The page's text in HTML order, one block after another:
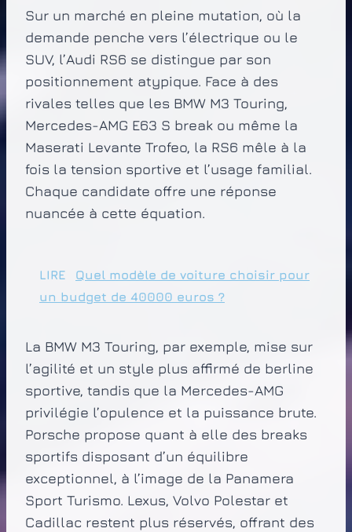
Sur un marché en pleine mutation, où la
demande penche vers l’électrique ou le
SUV, l’Audi RS6 se distingue par son
positionnement atypique. Face à des
rivales telles que les BMW M3 Touring,
Mercedes-AMG E63 S break ou même la
Maserati Levante Trofeo, la RS6 mêle à la
fois la tension sportive et l’usage familial.
Chaque candidate offre une réponse
nuancée à cette équation.
LIRE
Quel modèle de voiture choisir pour
un budget de 40000 euros ?
La BMW M3 Touring, par exemple, mise sur
l’agilité et un style plus affirmé de berline
sportive, tandis que la Mercedes-AMG
privilégie l’opulence et la puissance brute.
Porsche propose quant à elle des breaks
sportifs disposant d’un équilibre
exceptionnel, à l’image de la Panamera
Sport Turismo. Lexus, Volvo Polestar et
Cadillac restent plus réservés, offrant des